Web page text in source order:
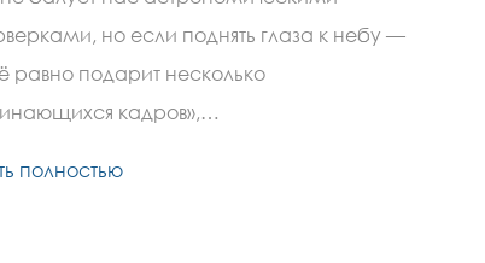
сюрпризы
июля:
что
увидят
жители
но если поднять глаза к небу —
равно подарит несколько
кадров»,…
полностью